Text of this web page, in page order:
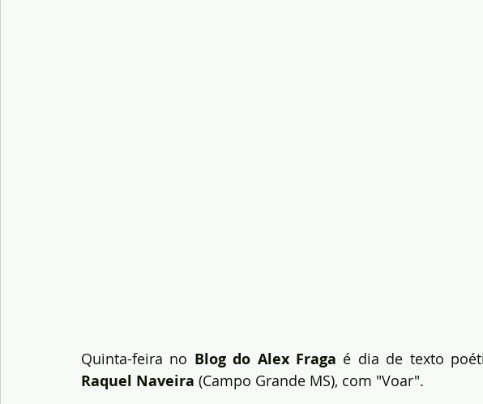
Quinta-feira no Blog do Alex Fraga é dia de texto
Raquel Naveira (Campo Grande MS), com "Voar".